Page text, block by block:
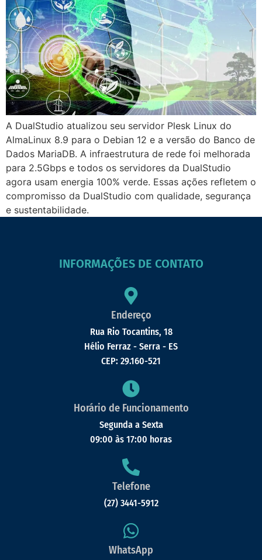
A DualStudio atualizou seu servidor Plesk Linux do
AlmaLinux 8.9 para o Debian 12 e a versão do Banco de
Dados MariaDB. A infraestrutura de rede foi melhorada
para 2.5Gbps e todos os servidores da DualStudio
agora usam energia 100% verde. Essas ações refletem o
compromisso da DualStudio com qualidade, segurança
e sustentabilidade.
INFORMAÇÕES DE CONTATO
Endereço
Rua Rio Tocantins, 18
Hélio Ferraz - Serra - ES
CEP: 29.160-521
Horário de Funcionamento
Segunda a Sexta
09:00 às 17:00 horas
Telefone
(27) 3441-5912
WhatsApp